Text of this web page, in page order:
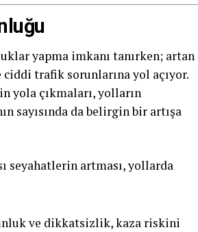
yapma imkanı tanırken; artan
trafik sorunlarına yol açıyor.
yola çıkmaları, yolların
sayısında da belirgin bir artışa
seyahatlerin artması, yollarda
ve dikkatsizlik, kaza riskini